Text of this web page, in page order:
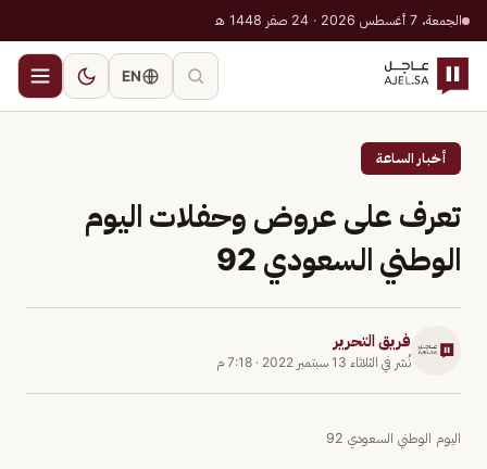
الجمعة، 7 أغسطس 2026 · 24 صفر 1448 هـ
EN
أخبار الساعة
تعرف على عروض وحفلات اليوم
الوطني السعودي 92
فريق التحرير
نُشر في الثلاثاء 13 سبتمبر 2022 · 7:18 م
اليوم الوطني السعودي 92